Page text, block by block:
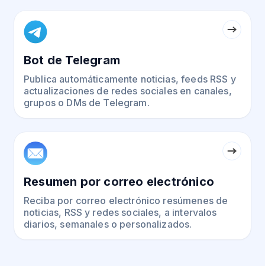
Bot de Telegram
Publica automáticamente noticias, feeds RSS y
actualizaciones de redes sociales en canales,
grupos o DMs de Telegram.
Resumen por correo electrónico
Reciba por correo electrónico resúmenes de
noticias, RSS y redes sociales, a intervalos
diarios, semanales o personalizados.